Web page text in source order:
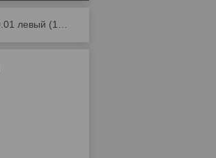
Кулак поворотный ев735 4925.3 00.00.04/4925.1 00.00.01 левый (166591/270878)